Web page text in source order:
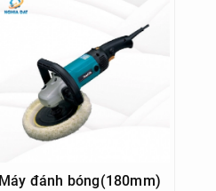
Máy đánh bóng(180mm)